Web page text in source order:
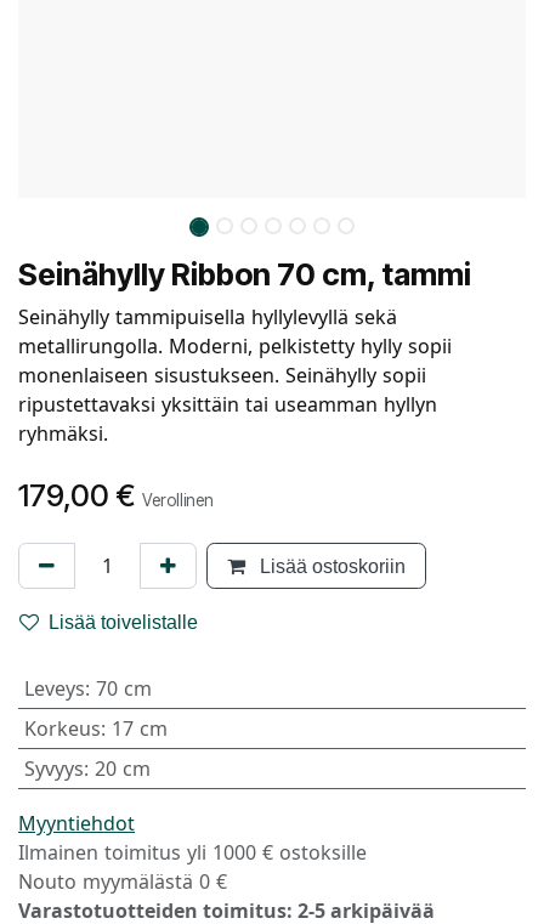
Seinähylly Ribbon 70 cm, tammi
Seinähylly tammipuisella hyllylevyllä sekä
metallirungolla. Moderni, pelkistetty hylly sopii
monenlaiseen sisustukseen. Seinähylly sopii
ripustettavaksi yksittäin tai useamman hyllyn
ryhmäksi.
179,00 € Verollinen
Lisää ostoskoriin
Lisää toivelistalle
Leveys: 70 cm
Korkeus: 17 cm
Syvyys: 20 cm
Myyntiehdot
Ilmainen toimitus yli 1000 € ostoksille
Nouto myymälästä 0 €
Varastotuotteiden toimitus: 2-5 arkipäivää